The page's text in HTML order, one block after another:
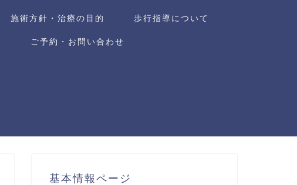
施術方針・治療の目的 歩行指導について
ご予約・お問い合わせ
基本情報ページ